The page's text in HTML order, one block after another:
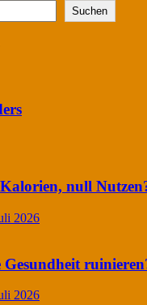
Suchen
null
2026
2026